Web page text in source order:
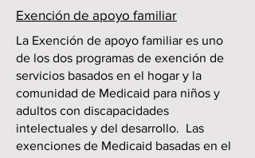
Exención de apoyo familiar
La Exención de apoyo familiar es uno
de los dos programas de exención de
servicios basados en el hogar y la
comunidad de Medicaid para niños y
adultos con discapacidades
intelectuales y del desarrollo. Las
exenciones de Medicaid basadas en el